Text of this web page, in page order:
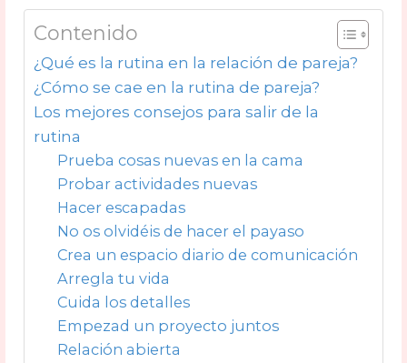
Contenido
¿Qué es la rutina en la relación de pareja?
¿Cómo se cae en la rutina de pareja?
Los mejores consejos para salir de la
rutina
Prueba cosas nuevas en la cama
Probar actividades nuevas
Hacer escapadas
No os olvidéis de hacer el payaso
Crea un espacio diario de comunicación
Arregla tu vida
Cuida los detalles
Empezad un proyecto juntos
Relación abierta